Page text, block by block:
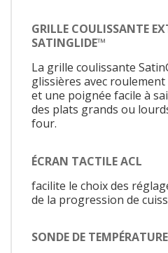
GRILLE COULISSANTE
SATINGLIDE™
La grille coulissante
glissières avec
et une poignée facile à
des plats grands ou
four.
ÉCRAN TACTILE ACL
facilite le choix des
de la progression de
SONDE DE TEMPÉRATURE